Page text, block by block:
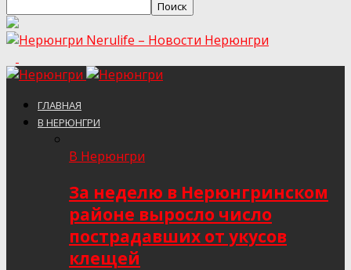
Nerulife – Новости Нерюнгри
ГЛАВНАЯ
В НЕРЮНГРИ
В Нерюнгри
За неделю в Нерюнгринском
районе выросло число
пострадавших от укусов
клещей